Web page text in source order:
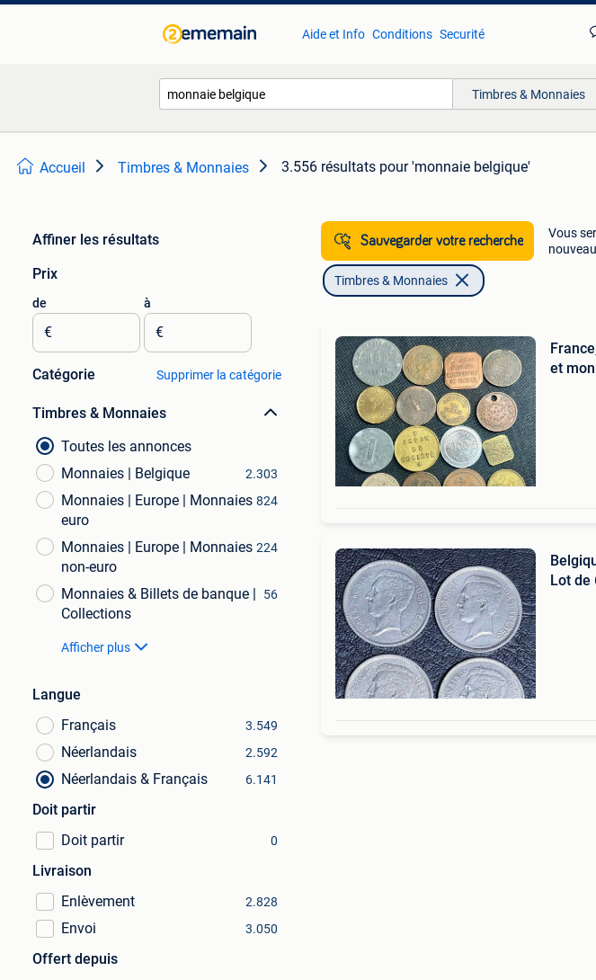
Aide et Info Conditions Securité
Timbres & Monnaies
Accueil Timbres & Monnaies 3.556 résultats pour 'monnaie belgique'
Affiner les résultats
Prix
de
€
à
€
Catégorie Supprimer la catégorie
Timbres & Monnaies
Toutes les annonces
Monnaies | Belgique
2.303
Monnaies | Europe | Monnaies
euro
824
Monnaies | Europe | Monnaies
non-euro
224
Monnaies & Billets de banque |
Collections
56
Afficher plus
Langue
Français
3.549
Néerlandais 2.592
Néerlandais & Français 6.141
Doit partir
Doit partir
0
Livraison
Enlèvement
2.828
Envoi 3.050
Offert depuis
Sauvegarder votre recherche
Vous
Timbres & Monnaies
et
Lot de